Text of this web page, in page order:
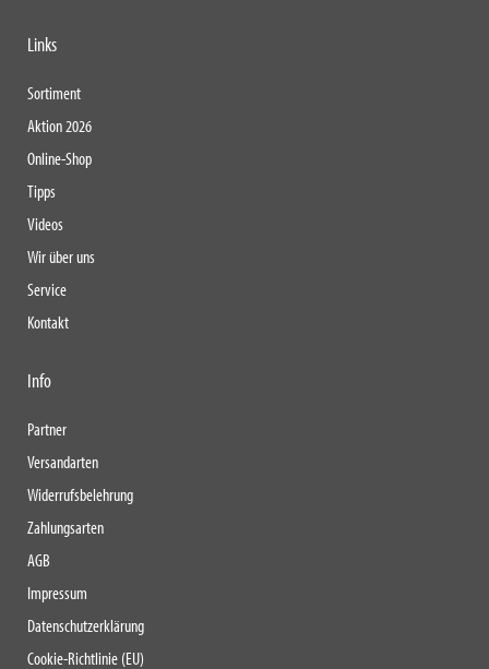
Links
Sortiment
Aktion 2026
Online-Shop
Tipps
Videos
Wir über uns
Service
Kontakt
Info
Partner
Versandarten
Widerrufsbelehrung
Zahlungsarten
AGB
Impressum
Datenschutzerklärung
Cookie-Richtlinie (EU)